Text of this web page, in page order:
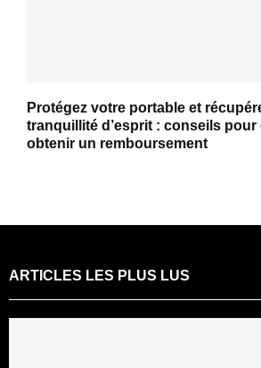
Protégez votre portable et
tranquillité d’esprit : conseils pour
obtenir un remboursement
ARTICLES LES PLUS LUS